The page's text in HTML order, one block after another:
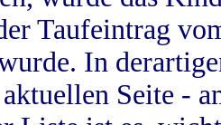
Taufeintrag
In
Seite -